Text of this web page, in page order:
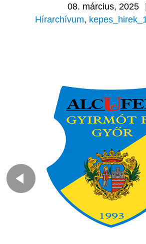
08. március, 2025
Hírarchívum,